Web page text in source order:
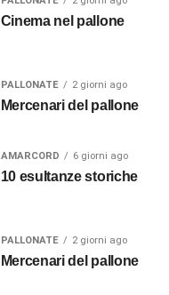
Cinema nel pallone
PALLONATE 2 giorni ago
Mercenari del pallone
AMARCORD 6 giorni ago
10 esultanze storiche
PALLONATE 2 giorni ago
Mercenari del pallone